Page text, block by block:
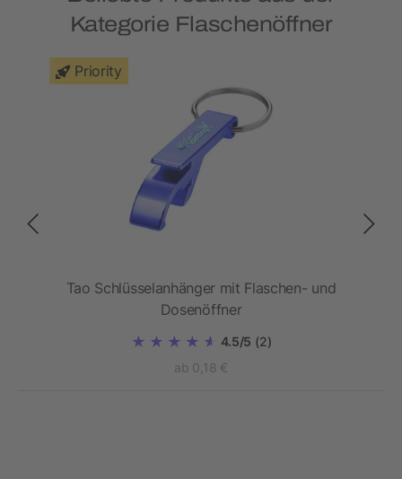
Kategorie Flaschenöffner
Priority
Tao Schlüsselanhänger mit Flaschen- und
Dosenöffner
4.5/5 (2)
ab 0,18 €